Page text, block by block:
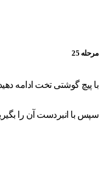
مرحله 25
با پیچ گوشتی تخت ادامه
سپس با انبردست آن را